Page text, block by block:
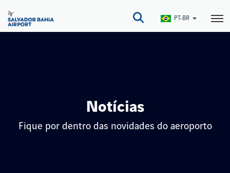
para
o
PT-BR
Notícias
Fique por dentro das novidades do aeroporto